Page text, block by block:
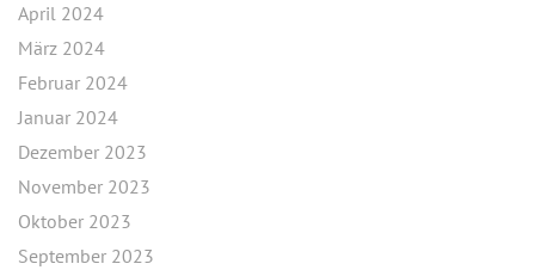
April 2024
März 2024
Februar 2024
Januar 2024
Dezember 2023
November 2023
Oktober 2023
September 2023